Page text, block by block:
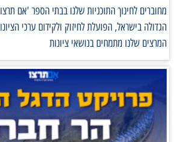
מחוברים לחינוך התוכניות שלנו בבתי הספר 'אם
הגדולה בישראל, הפועלת לחיזוק ולקידום ערכי
המרצים שלנו מתמחים בנושאי ציונות